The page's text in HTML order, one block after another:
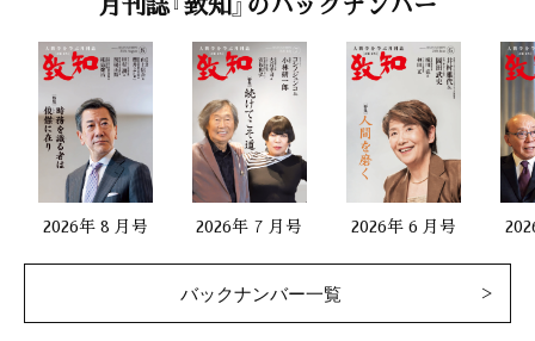
2026年 8 月号 2026年 7 月号 2026年 6 月号
バックナンバー一覧